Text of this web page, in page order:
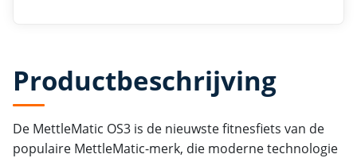
Productbeschrijving
De MettleMatic OS3 is de nieuwste fitnesfiets van de
populaire MettleMatic-merk, die moderne technologie